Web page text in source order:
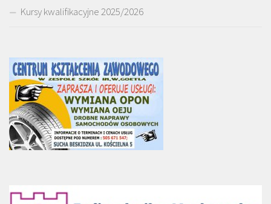
Kursy kwalifikacyjne 2025/2026